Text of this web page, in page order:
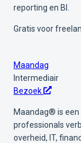
reporting en BI.
Gratis voor
Maandag
Intermediair
Bezoek
Maandag® is
professionals
overheid, IT,